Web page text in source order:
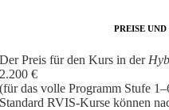
PREISE
Der Preis für den Kurs in der
2.200 €
(für das volle Programm Stufe
Standard RVIS-Kurse können